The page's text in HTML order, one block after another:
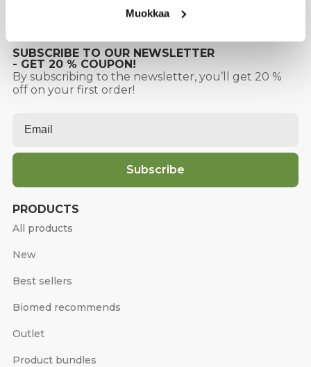
Muokkaa
SUBSCRIBE TO OUR NEWSLETTER
- GET 20 % COUPON!
By subscribing to the newsletter, you’ll get 20 %
off on your first order!
Subscribe
PRODUCTS
All products
New
Best sellers
Biomed recommends
Outlet
Product bundles